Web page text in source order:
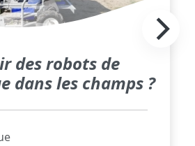
des robots de
dans les champs ?